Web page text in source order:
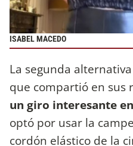
ISABEL MACEDO
La segunda
que compartió en sus
un giro interesante
optó por usar la
cordón elástico de la